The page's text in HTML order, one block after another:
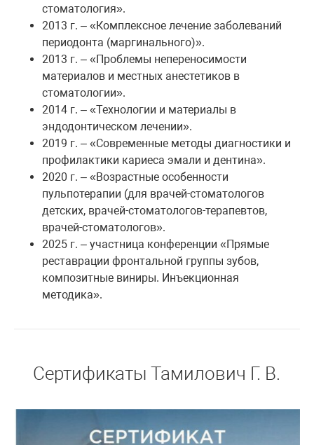
стоматология».
2013 г. – «Комплексное лечение заболеваний
периодонта (маргинального)».
2013 г. – «Проблемы непереносимости
материалов и местных анестетиков в
стоматологии».
2014 г. – «Технологии и материалы в
эндодонтическом лечении».
2019 г. – «Современные методы диагностики и
профилактики кариеса эмали и дентина».
2020 г. – «Возрастные особенности
пульпотерапии (для врачей-стоматологов
детских, врачей-стоматологов-терапевтов,
врачей-стоматологов».
2025 г. – участница конференции «Прямые
реставрации фронтальной группы зубов,
композитные виниры. Инъекционная
методика».
Сертификаты Тамилович Г. В.